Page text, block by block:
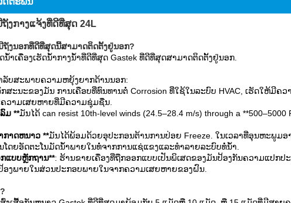
ຖັງກາງແຈ້ງທີ່ດີທີ່ສຸດ 24L
ຖັງນອກທີ່ດີທີ່ສຸດນີ້ສາມາດຕິດຕັ້ງຢູ່ນອກ?
ນ້ໍາເຄື່ອງເຮັດນ້ໍາກາງນ້ໍາທີ່ດີທີ່ສຸດ Gastek ທີ່ດີທີ່ສຸດສາມາດຕິດຕັ້ງຢູ່ນອກ.
ລັບສະພາບຄວາມຫຍຸ້ງຍາກດ້ານນອກ:
ສະນະຂອງມັນການເຄືອບທີ່ທົນທານຕໍ່ Corrosion ທີ່ໃຊ້ໃນລະບົບ HVAC, ເຮັດໃຫ້ມີຄ
ວາມເສຍຫາຍທີ່ມີຄວາມຊຸ່ມຊື່ນ.
ມ **ມັນໄດ້ can resist 10th-level winds (24.5–28.4 m/s) through a **500–5000
ກາດຫນາວ **ມັນໄດ້ພ້ອມດ້ວຍອຸປະກອນຕ້ານການປ່ອຍ Freeze. ໃນເວລາທີ່ອຸນຫະພູມອ
ດຍອັດຕະໂນມັດນ້ໍາພາຍໃນທໍ່ຈາກການແຊ່ແຂງແລະທໍາລາຍລະບົບທໍ່ນ້ໍາ.
ແບບຫຼັກຖານ**: ຮ້ານຂາຍເຄື່ອງທີ່ຖືກອອກແບບເປັນພິເສດຂອງມັນປ້ອງກັນຄວາມແປກປ
ອງພາຍໃນສ່ວນປະກອບພາຍໃນຈາກຄວາມເສຍຫາຍຂອງຝົນ.